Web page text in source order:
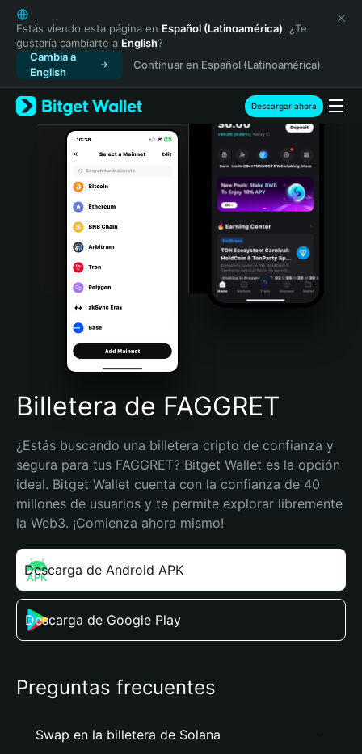
English
日本語
Tiếng Việt
Русский
Español (Latinoamérica)
Türkçe
Italiano
Português (Portugal)
Bahasa Indonesia
Português (Brasil)
Español (Argentina)
Estás viendo esta página en Español (Latinoamérica). ¿Te
gustaría cambiarte a English?
Cambia a
English
Continuar en Español (Latinoamérica)
Descargar ahora
Billetera de FAGGRET
¿Estás buscando una billetera cripto de confianza y
segura para tus FAGGRET? Bitget Wallet es la opción
ideal. Bitget Wallet cuenta con la confianza de 40
millones de usuarios y te permite explorar libremente
la Web3. ¡Comienza ahora mismo!
Descarga de Android APK
Descarga de Google Play
Preguntas frecuentes
Swap en la billetera de Solana